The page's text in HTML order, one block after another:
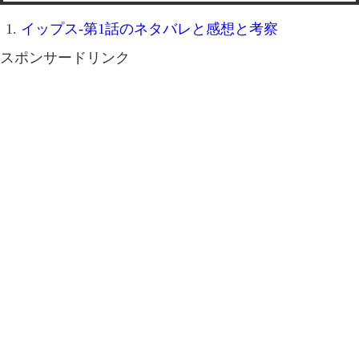
イップス-第1話のネタバレと感想と考察
スポンサードリンク